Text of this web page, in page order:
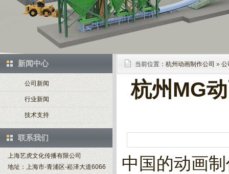
新闻中心
公司新闻
行业新闻
技术支持
联系我们
上海艺虎文化传播有限公司
地址：上海市-青浦区-崧泽大道6066
当前位置： 杭州动画制作公司 » 公
杭州MG
中国的动画